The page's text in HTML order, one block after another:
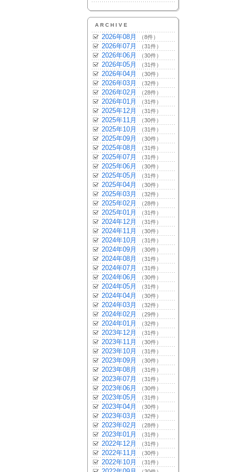
ARCHIVE
2026年08月 （8件）
2026年07月 （31件）
2026年06月 （30件）
2026年05月 （31件）
2026年04月 （30件）
2026年03月 （32件）
2026年02月 （28件）
2026年01月 （31件）
2025年12月 （31件）
2025年11月 （30件）
2025年10月 （31件）
2025年09月 （30件）
2025年08月 （31件）
2025年07月 （31件）
2025年06月 （30件）
2025年05月 （31件）
2025年04月 （30件）
2025年03月 （32件）
2025年02月 （28件）
2025年01月 （31件）
2024年12月 （31件）
2024年11月 （30件）
2024年10月 （31件）
2024年09月 （30件）
2024年08月 （31件）
2024年07月 （31件）
2024年06月 （30件）
2024年05月 （31件）
2024年04月 （30件）
2024年03月 （32件）
2024年02月 （29件）
2024年01月 （32件）
2023年12月 （31件）
2023年11月 （30件）
2023年10月 （31件）
2023年09月 （30件）
2023年08月 （31件）
2023年07月 （31件）
2023年06月 （30件）
2023年05月 （31件）
2023年04月 （30件）
2023年03月 （32件）
2023年02月 （28件）
2023年01月 （31件）
2022年12月 （31件）
2022年11月 （30件）
2022年10月 （31件）